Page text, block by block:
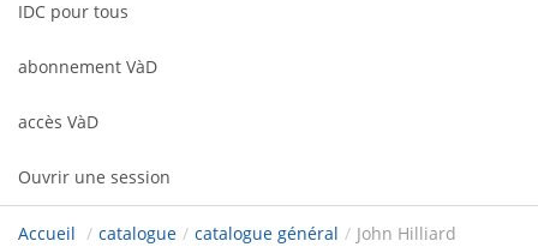
IDC pour tous
abonnement VàD
accès VàD
Ouvrir une session
Accueil / catalogue / catalogue général / John Hilliard